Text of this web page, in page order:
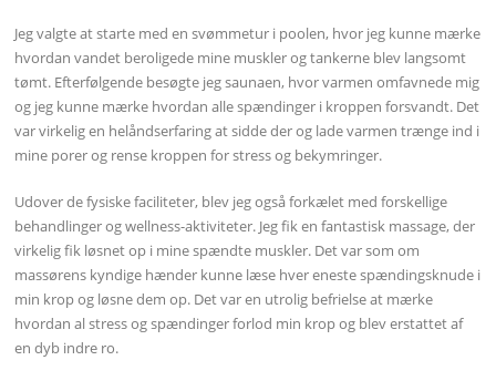
Jeg valgte at starte med en svømmetur i poolen, hvor jeg kunne mærke
hvordan vandet beroligede mine muskler og tankerne blev langsomt
tømt. Efterfølgende besøgte jeg saunaen, hvor varmen omfavnede mig
og jeg kunne mærke hvordan alle spændinger i kroppen forsvandt. Det
var virkelig en helåndserfaring at sidde der og lade varmen trænge ind i
mine porer og rense kroppen for stress og bekymringer.
Udover de fysiske faciliteter, blev jeg også forkælet med forskellige
behandlinger og wellness-aktiviteter. Jeg fik en fantastisk massage, der
virkelig fik løsnet op i mine spændte muskler. Det var som om
massørens kyndige hænder kunne læse hver eneste spændingsknude i
min krop og løsne dem op. Det var en utrolig befrielse at mærke
hvordan al stress og spændinger forlod min krop og blev erstattet af
en dyb indre ro.